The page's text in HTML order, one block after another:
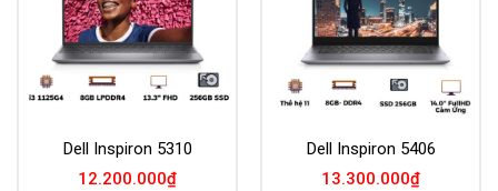
Dell Inspiron 5310
12.200.000₫
Dell Inspiron 5406
13.300.000₫